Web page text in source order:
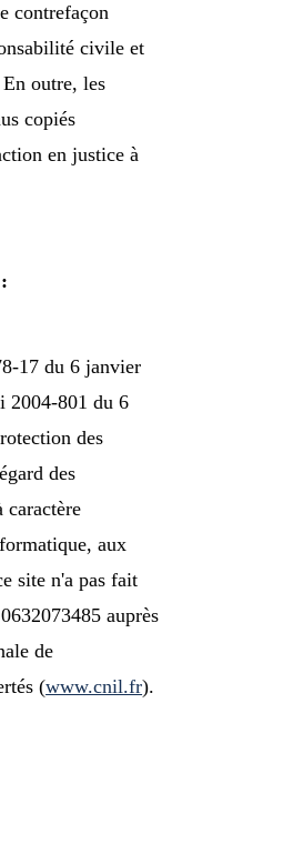
contrefaçon
civile et
outre, les
copiés
en justice à
17 du 6 janvier
2004-801 du 6
des
des
caractère
aux
site n'a pas fait
auprès
de
(www.cnil.fr).